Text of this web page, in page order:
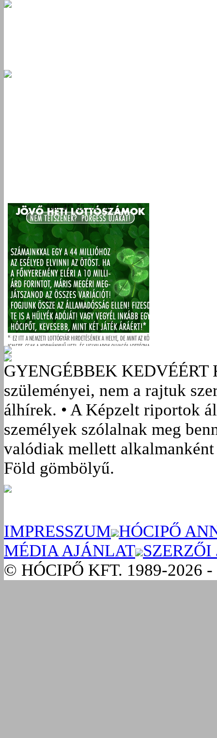
GYENGÉBBEK KEDVÉÉRT
szüleményei, nem a rajtuk
álhírek. • A Képzelt riportok
személyek szólalnak meg
valódiak mellett
Föld gömbölyű.
IMPRESSZUM HÓCIPŐ
MÉDIA AJÁNLAT SZERZŐI
© HÓCIPŐ KFT. 1989-2026